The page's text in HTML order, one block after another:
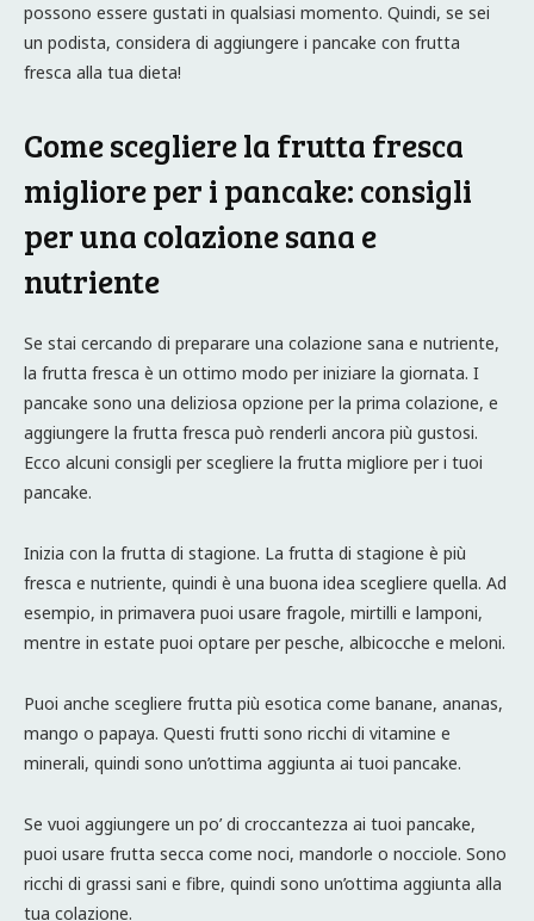
possono essere gustati in qualsiasi momento. Quindi, se sei
un podista, considera di aggiungere i pancake con frutta
fresca alla tua dieta!
Come scegliere la frutta fresca
migliore per i pancake: consigli
per una colazione sana e
nutriente
Se stai cercando di preparare una colazione sana e nutriente,
la frutta fresca è un ottimo modo per iniziare la giornata. I
pancake sono una deliziosa opzione per la prima colazione, e
aggiungere la frutta fresca può renderli ancora più gustosi.
Ecco alcuni consigli per scegliere la frutta migliore per i tuoi
pancake.
Inizia con la frutta di stagione. La frutta di stagione è più
fresca e nutriente, quindi è una buona idea scegliere quella. Ad
esempio, in primavera puoi usare fragole, mirtilli e lamponi,
mentre in estate puoi optare per pesche, albicocche e meloni.
Puoi anche scegliere frutta più esotica come banane, ananas,
mango o papaya. Questi frutti sono ricchi di vitamine e
minerali, quindi sono un’ottima aggiunta ai tuoi pancake.
Se vuoi aggiungere un po’ di croccantezza ai tuoi pancake,
puoi usare frutta secca come noci, mandorle o nocciole. Sono
ricchi di grassi sani e fibre, quindi sono un’ottima aggiunta alla
tua colazione.